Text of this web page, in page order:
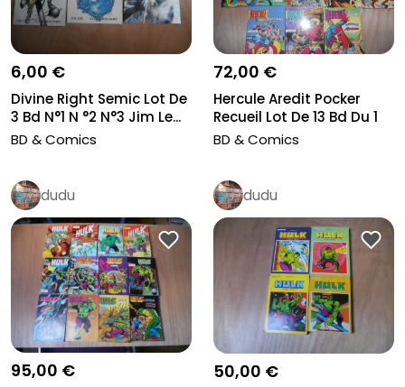
6,00 €
Divine Right Semic Lot De
3 Bd N°1 N °2 N°3 Jim Le...
BD & Comics
72,00 €
Hercule Aredit Pocker
Recueil Lot De 13 Bd Du 1
Au...
BD & Comics
dudu
95,00 €
dudu
50,00 €